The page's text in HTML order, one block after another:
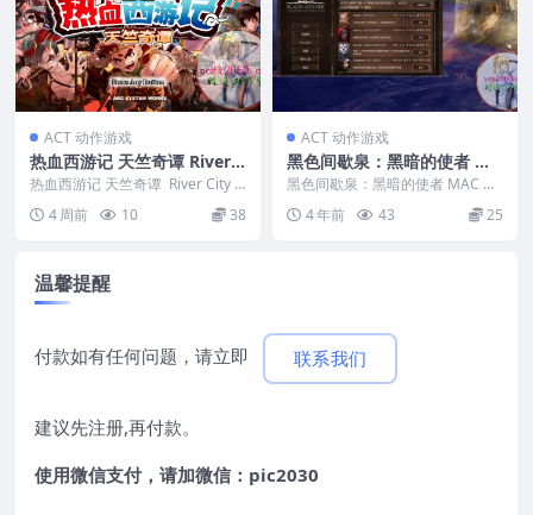
ACT 动作游戏
热血西游记 天竺奇谭 River C
ity Saga: Journey to the W
est MAC游戏 苹果电脑游戏
适配苹果OS系统macOS
热血西游记 天竺奇谭 River City S
aga: Journey to ...
4 周前 10 38
ACT 动作游戏
黑色间歇泉：黑暗的使者 MA
C 苹果电脑游戏 原生版 支援
10.15 11 12 13 适用于APPL
E CPU
黑色间歇泉：黑暗的使者 MAC 苹
果电脑游戏 原生版 支援10.15 11
12...4 年前 43 25
温馨提醒
付款如有任何问题，请立即 联系我们
建议先注册,再付款。
使用微信支付，请加微信：pic2030